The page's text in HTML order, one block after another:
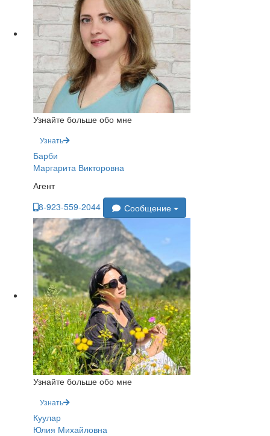
Узнайте больше обо мне
Узнать
Барби
Маргарита Викторовна
Агент
8-923-559-2044
Сообщение
Узнайте больше обо мне
Узнать
Куулар
Юлия Михайловна